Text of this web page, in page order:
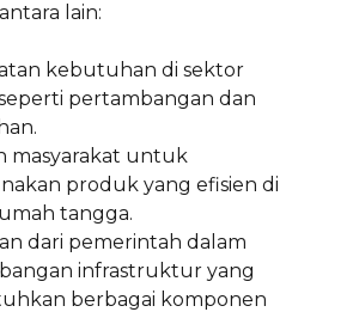
lain:
kebutuhan di sektor
pertambangan dan
masyarakat untuk
produk yang efisien di
tangga.
dari pemerintah dalam
infrastruktur yang
berbagai komponen